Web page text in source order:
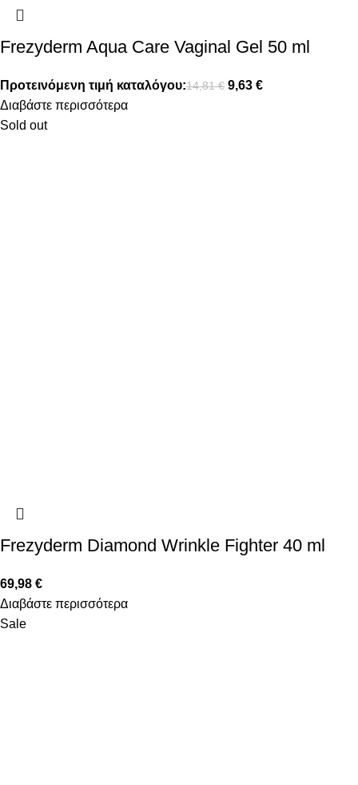
Frezyderm Aqua Care Vaginal Gel 50 ml
Προτεινόμενη τιμή καταλόγου:14,81€ 9,63 €
Διαβάστε περισσότερα
Sold out
Frezyderm Diamond Wrinkle Fighter 40 ml
69,98 €
Διαβάστε περισσότερα
Sale